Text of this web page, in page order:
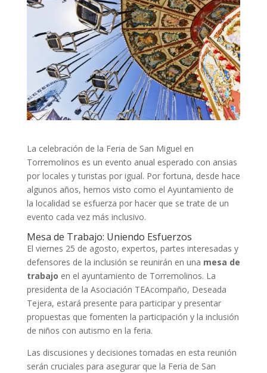
La celebración de la Feria de San Miguel en
Torremolinos es un evento anual esperado con ansias
por locales y turistas por igual. Por fortuna, desde hace
algunos años, hemos visto como el Ayuntamiento de
la localidad se esfuerza por hacer que se trate de un
evento cada vez más inclusivo.
Mesa de Trabajo: Uniendo Esfuerzos
El viernes 25 de agosto, expertos, partes interesadas y
defensores de la inclusión se reunirán en una mesa de
trabajo en el ayuntamiento de Torremolinos. La
presidenta de la Asociación TEAcompaño, Deseada
Tejera, estará presente para participar y presentar
propuestas que fomenten la participación y la inclusión
de niños con autismo en la feria.
Las discusiones y decisiones tomadas en esta reunión
serán cruciales para asegurar que la Feria de San